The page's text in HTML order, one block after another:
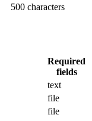
500 characters
Required
fields
text
file
file